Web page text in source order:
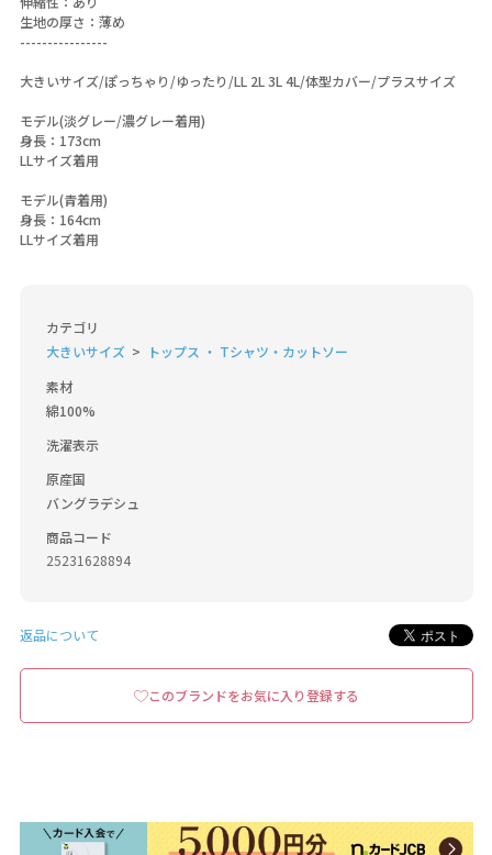
生地の厚さ：薄め
----------------
大きいサイズ/ぽっちゃり/ゆったり/LL 2L 3L 4L/体型カバー/プラスサイズ
モデル(淡グレー/濃グレー着用)
身長：173cm
LLサイズ着用
モデル(青着用)
身長：164cm
LLサイズ着用
カテゴリ
大きいサイズ
トップス ・ Tシャツ・カットソー
素材
綿100%
洗濯表示
原産国
バングラデシュ
商品コード
25231628894
返品について
このブランドをお気に入り登録する